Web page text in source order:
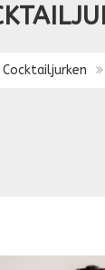
Cocktailjurken